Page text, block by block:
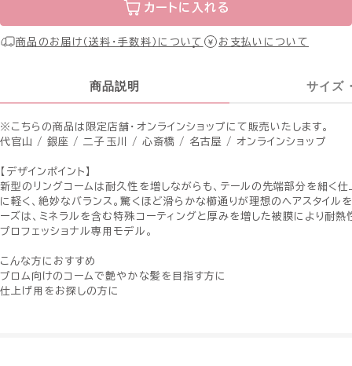
カートに入れる
商品のお届け（送料・手数料）について お支払いについて
商品説明 サイズ
※こちらの商品は限定店舗・オンラインショップにて販売いたします。
代官山 / 銀座 / 二子玉川 / 心斎橋 / 名古屋 / オンラインショップ
【デザインポイント】
新型のリングコームは耐久性を増しながらも、テールの先端部分を細く仕
に軽く、絶妙なバランス。驚くほど滑らかな櫛通りが理想のヘアスタイル
ーズは、ミネラルを含む特殊コーティングと厚みを増した被膜により耐
プロフェッショナル専用モデル。
こんな方におすすめ
プロム向けのコームで艶やかな髪を目指す方に
仕上げ用をお探しの方に